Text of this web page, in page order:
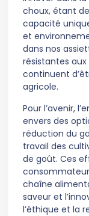
choux, étant
capacité
et
dans nos
résistantes
continuent
agricole.
Pour l’avenir,
envers des
réduction du
travail des
de goût. Ces
chaîne
saveur et
l’éthique et la